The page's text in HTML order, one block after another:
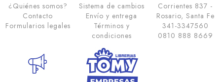
¿Quiénes somos?
Contacto
Formularios legales
Sistema de cambios
Envío y entrega
Términos y
condiciones
Corrientes 837 -
Rosario, Santa Fe
341-3347560
0810 888 8669